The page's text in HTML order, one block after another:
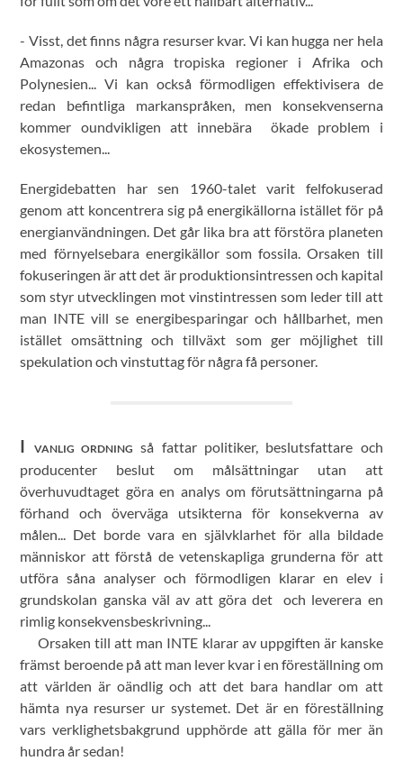
- Visst, det finns några resurser kvar. Vi kan hugga ner hela
Amazonas och några tropiska regioner i Afrika och
Polynesien... Vi kan också förmodligen effektivisera de
redan befintliga markanspråken, men konsekvenserna
kommer oundvikligen att innebära ökade problem i
ekosystemen...
Energidebatten har sen 1960-talet varit felfokuserad
genom att koncentrera sig på energikällorna istället för på
energianvändningen. Det går lika bra att förstöra planeten
med förnyelsebara energikällor som fossila. Orsaken till
fokuseringen är att det är produktionsintressen och kapital
som styr utvecklingen mot vinstintressen som leder till att
man INTE vill se energibesparingar och hållbarhet, men
istället omsättning och tillväxt som ger möjlighet till
spekulation och vinstuttag för några få personer.
I VANLIG ORDNING
så fattar politiker, beslutsfattare och
producenter beslut om målsättningar utan att
överhuvudtaget göra en analys om förutsättningarna på
förhand och överväga utsikterna för konsekverna av
målen... Det borde vara en självklarhet för alla bildade
människor att förstå de vetenskapliga grunderna för att
utföra såna analyser och förmodligen klarar en elev i
grundskolan ganska väl av att göra det och leverera en
rimlig konsekvensbeskrivning...
Orsaken till att man INTE klarar av uppgiften är kanske
främst beroende på att man lever kvar i en föreställning om
att världen är oändlig och att det bara handlar om att
hämta nya resurser ur systemet. Det är en föreställning
vars verklighetsbakgrund upphörde att gälla för mer än
hundra år sedan!